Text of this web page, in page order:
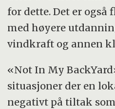
for dette. Det er
med høyere
vindkraft og annen
«Not In My
situasjoner der en
negativt på tiltak